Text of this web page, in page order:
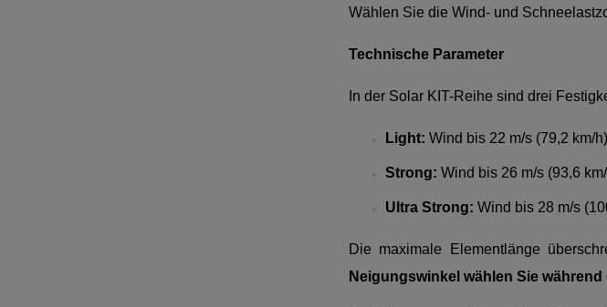
Wählen Sie die Wind- und
Technische Parameter
In der Solar KIT-Reihe sind drei
Light: Wind bis 22 m/s (79,2 km/
Strong: Wind bis 26 m/s (93,6
Ultra Strong: Wind bis 28 m/s
Die maximale Elementlänge
Neigungswinkel wählen Sie während